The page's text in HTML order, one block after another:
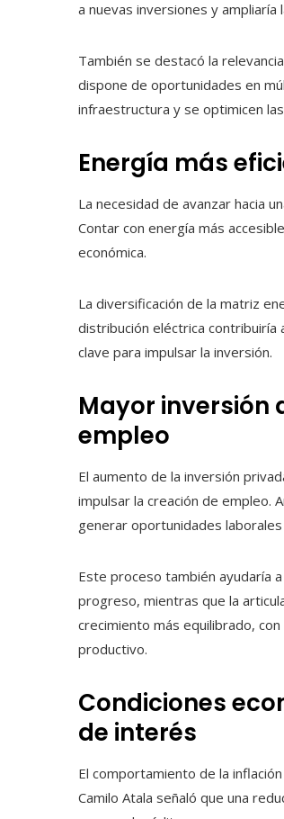
a nuevas inversiones y
También se destacó la
dispone de oportunidades en
infraestructura y se optimicen
Energía más
La necesidad de avanzar hacia
Contar con energía más
económica.
La diversificación de la matriz
distribución eléctrica
clave para impulsar la inversión.
Mayor inversión
empleo
El aumento de la inversión
impulsar la creación de empleo.
generar oportunidades
Este proceso también ayudaría
progreso, mientras que la
crecimiento más equilibrado,
productivo.
Condiciones
de interés
El comportamiento de la
Camilo Atala señaló que una